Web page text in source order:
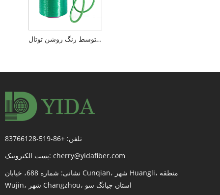
نخ پلی استر صنعتی با استحکام متوسط ​​رنگ روشن توتال
تلفن: +86-519-83766128
پست الکترونیک: cherry@yidafiber.com
نشانی:
شماره 688، خیابان Cunqian، شهر Huangli، منطقه
Wujin، شهر Changzhou، استان جیانگ سو